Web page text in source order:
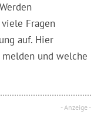
Fragen
auf. Hier
und welche